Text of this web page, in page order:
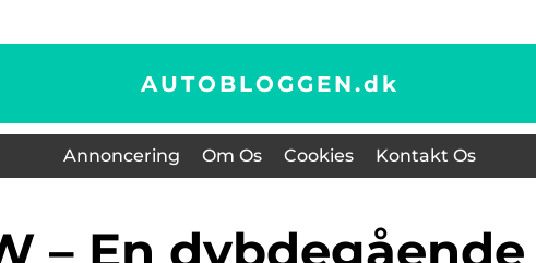
AUTOBLOGGEN.dk
Annoncering Om Os Cookies Kontakt Os